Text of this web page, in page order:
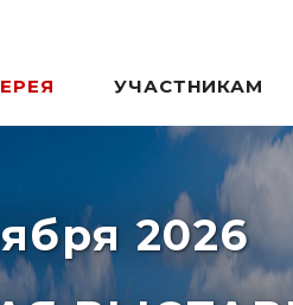
УЧАСТНИКАМ
2026